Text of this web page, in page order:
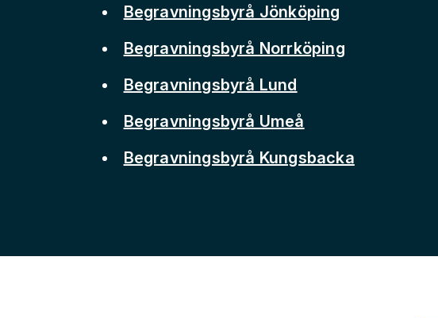
Begravningsbyrå Jönköping
Begravningsbyrå Norrköping
Begravningsbyrå Lund
Begravningsbyrå Umeå
Begravningsbyrå Kungsbacka